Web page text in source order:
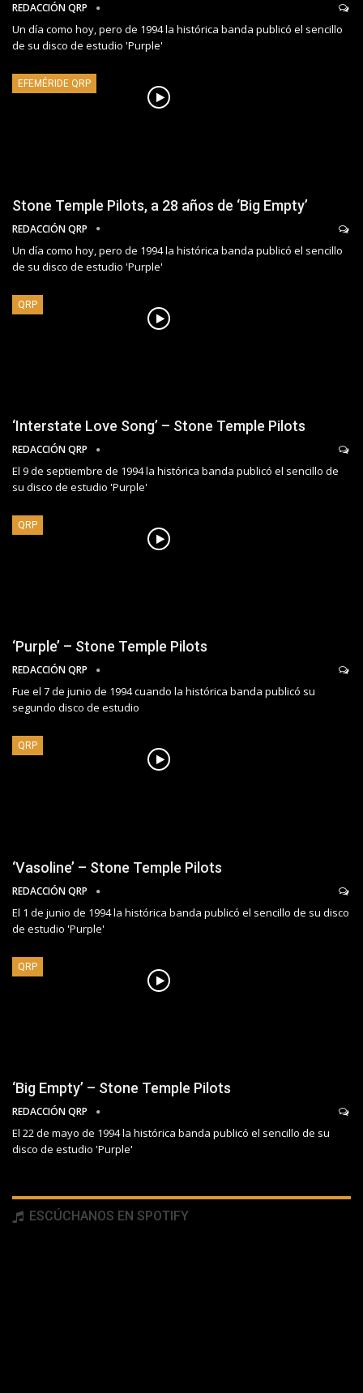
REDACCIÓN QRP
Un día como hoy, pero de 1994 la histórica banda publicó el sencillo
de su disco de estudio 'Purple'
EFEMÉRIDE QRP
Stone Temple Pilots, a 28 años de ‘Big Empty’
REDACCIÓN QRP
Un día como hoy, pero de 1994 la histórica banda publicó el sencillo
de su disco de estudio 'Purple'
QRP
‘Interstate Love Song’ – Stone Temple Pilots
REDACCIÓN QRP
El 9 de septiembre de 1994 la histórica banda publicó el sencillo de
su disco de estudio 'Purple'
QRP
‘Purple’ – Stone Temple Pilots
REDACCIÓN QRP
Fue el 7 de junio de 1994 cuando la histórica banda publicó su
segundo disco de estudio
QRP
‘Vasoline’ – Stone Temple Pilots
REDACCIÓN QRP
El 1 de junio de 1994 la histórica banda publicó el sencillo de su disco
de estudio 'Purple'
QRP
‘Big Empty’ – Stone Temple Pilots
REDACCIÓN QRP
El 22 de mayo de 1994 la histórica banda publicó el sencillo de su
disco de estudio 'Purple'
ESCÚCHANOS EN SPOTIFY